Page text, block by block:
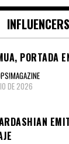
INFLUENCERS
PORTADA
DE 2026